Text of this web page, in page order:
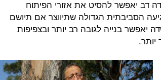
דב יאפשר להסיט את אזורי הפיתוח
הסביבתית הגדולה שתיווצר אם תיושם
יאפשר בנייה לגובה רב יותר ובצפיפות